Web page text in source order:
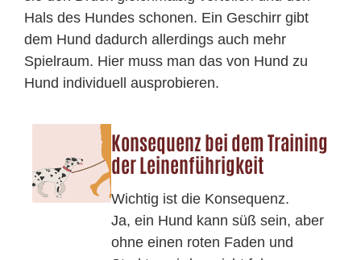
Hals des Hundes schonen. Ein Geschirr gibt
dem Hund dadurch allerdings auch mehr
Spielraum. Hier muss man das von Hund zu
Hund individuell ausprobieren.
Konsequenz bei dem Training
der Leinenführigkeit
Wichtig ist die Konsequenz.
Ja, ein Hund kann süß sein, aber
ohne einen roten Faden und